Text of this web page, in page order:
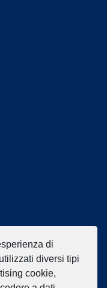
di
diversi tipi
cookie,